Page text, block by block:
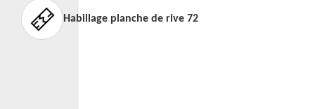
Habillage planche de rive 72